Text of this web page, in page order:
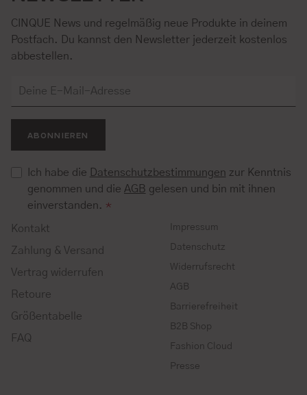
CINQUE News und regelmäßig neue Produkte in deinem
Postfach. Du kannst den Newsletter jederzeit kostenlos
abbestellen.
ABONNIEREN
Ich habe die Datenschutzbestimmungen zur Kenntnis
genommen und die AGB gelesen und bin mit ihnen
einverstanden. *
Kontakt
Zahlung & Versand
Vertrag widerrufen
Retoure
Größentabelle
FAQ
Impressum
Datenschutz
Widerrufsrecht
AGB
Barrierefreiheit
B2B Shop
Fashion Cloud
Presse